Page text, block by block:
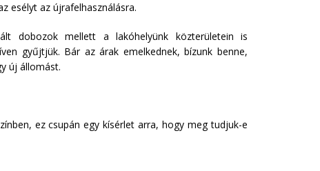
esélyt az újrafelhasználásra.
dobozok mellett a lakóhelyünk közterületein is
gyűjtjük. Bár az árak emelkednek, bízunk benne,
új állomást.
ez csupán egy kísérlet arra, hogy meg tudjuk-e